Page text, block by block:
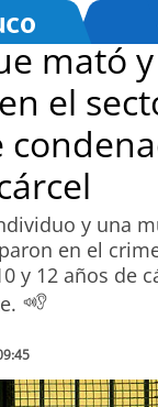
mató
el
y una
en el
y 12 años de